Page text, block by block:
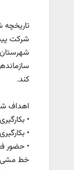
شهرستان
کند.
اهداف
•
•
• حضور
خط مشی